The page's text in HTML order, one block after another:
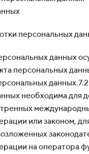
персональных
данных
персональных
необходима для
или законом,
на оператора